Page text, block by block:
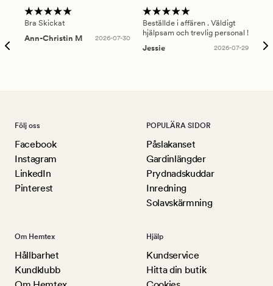
Bra Skickat
Ann-Christin M
2026-07-30
Beställde i affären . Väldigt
hjälpsam och trevlig personal !
Jessie
2026-07-29
Följ oss
Facebook
Instagram
LinkedIn
Pinterest
POPULÄRA SIDOR
Påslakanset
Gardinlängder
Prydnadskuddar
Inredning
Solavskärmning
Om Hemtex
Hållbarhet
Kundklubb
Hjälp
Kundservice
Hitta din butik